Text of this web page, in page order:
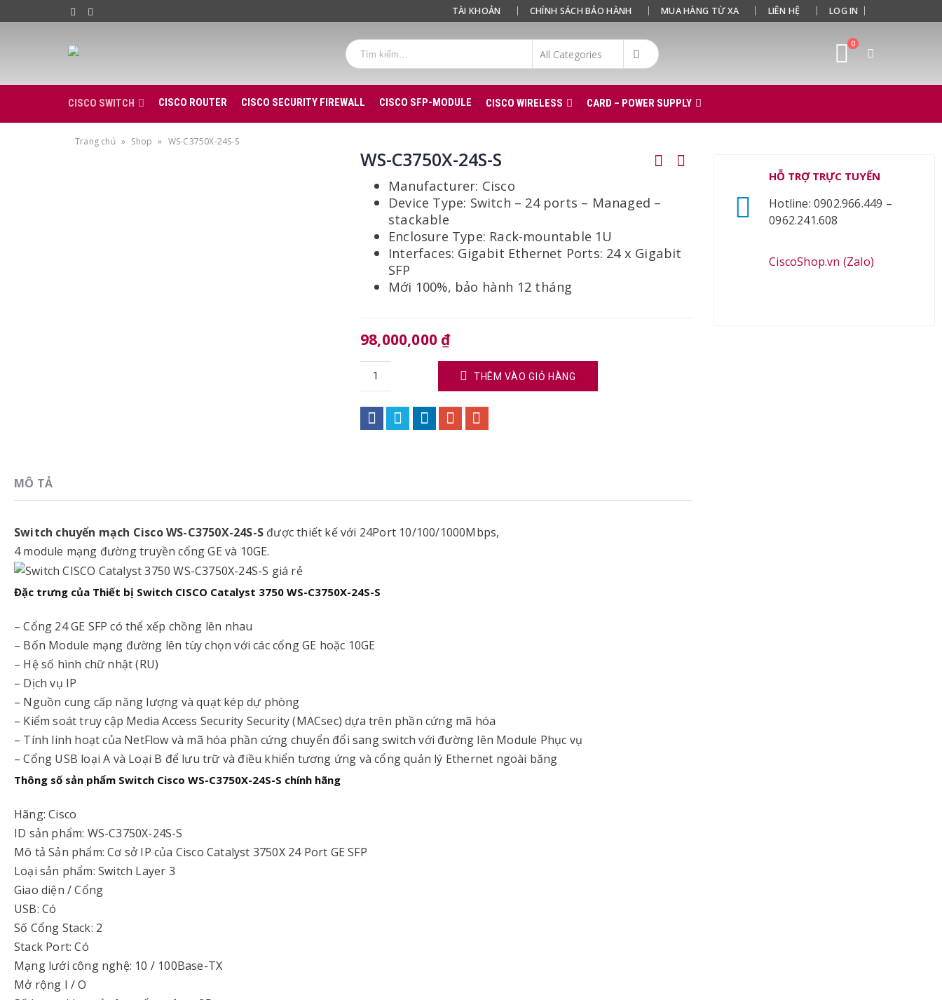
TÀI KHOẢN CHÍNH SÁCH BẢO HÀNH MUA HÀNG TỪ XA LIÊN HỆ LOG IN
0
CISCO SWITCH CISCO ROUTER CISCO SECURITY FIREWALL CISCO SFP-MODULE CISCO WIRELESS CARD – POWER SUPPLY
Trang chủ » Shop » WS-C3750X-24S-S
WS-C3750X-24S-S
Manufacturer: Cisco
Device Type: Switch – 24 ports – Managed –
stackable
Enclosure Type: Rack-mountable 1U
Interfaces: Gigabit Ethernet Ports: 24 x Gigabit
SFP
Mới 100%, bảo hành 12 tháng
98,000,000 ₫
THÊM VÀO GIỎ HÀNG
MÔ TẢ
Switch chuyển mạch Cisco WS-C3750X-24S-S được thiết kế với 24Port 10/100/1000Mbps,
4 module mạng đường truyền cổng GE và 10GE.
Đặc trưng của Thiết bị Switch CISCO Catalyst 3750 WS-C3750X-24S-S
– Cổng 24 GE SFP có thể xếp chồng lên nhau
– Bốn Module mạng đường lên tùy chọn với các cổng GE hoặc 10GE
– Hệ số hình chữ nhật (RU)
– Dịch vụ IP
– Nguồn cung cấp năng lượng và quạt kép dự phòng
– Kiểm soát truy cập Media Access Security Security (MACsec) dựa trên phần cứng mã hóa
– Tính linh hoạt của NetFlow và mã hóa phần cứng chuyển đổi sang switch với đường lên Module Phục vụ
– Cổng USB loại A và Loại B để lưu trữ và điều khiển tương ứng và cổng quản lý Ethernet ngoài băng
Thông số sản phẩm Switch Cisco WS-C3750X-24S-S chính hãng
Hãng: Cisco
ID sản phẩm: WS-C3750X-24S-S
Mô tả Sản phẩm: Cơ sở IP của Cisco Catalyst 3750X 24 Port GE SFP
Loại sản phẩm: Switch Layer 3
Giao diện / Cổng
USB: Có
Số Cổng Stack: 2
Stack Port: Có
Mạng lưới công nghệ: 10 / 100Base-TX
Mở rộng I / O
HỖ TRỢ TRỰC TUYẾN
Hotline: 0902.966.449 –
0962.241.608
CiscoShop.vn (Zalo)